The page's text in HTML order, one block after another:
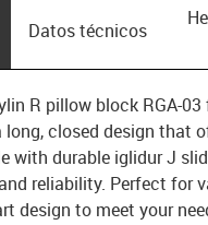
Datos técnicos
R pillow block RGA-
long, closed design that
with durable iglidur J
reliability. Perfect for
design to meet your